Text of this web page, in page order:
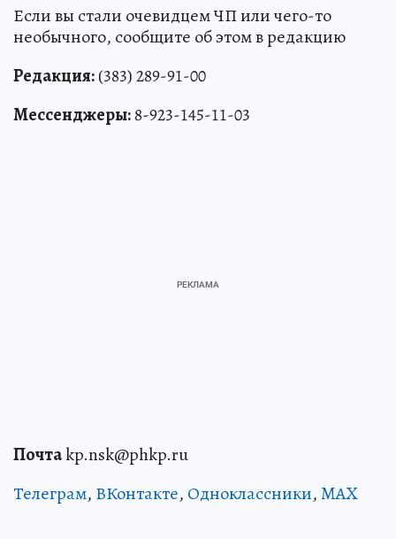
Если вы стали очевидцем ЧП или чего-то
необычного, сообщите об этом в редакцию
Редакция:(383) 289-91-00
Мессенджеры:8-923-145-11-03
Почтаkp.nsk@phkp.ru
Телеграм, ВКонтакте, Одноклассники,MAX